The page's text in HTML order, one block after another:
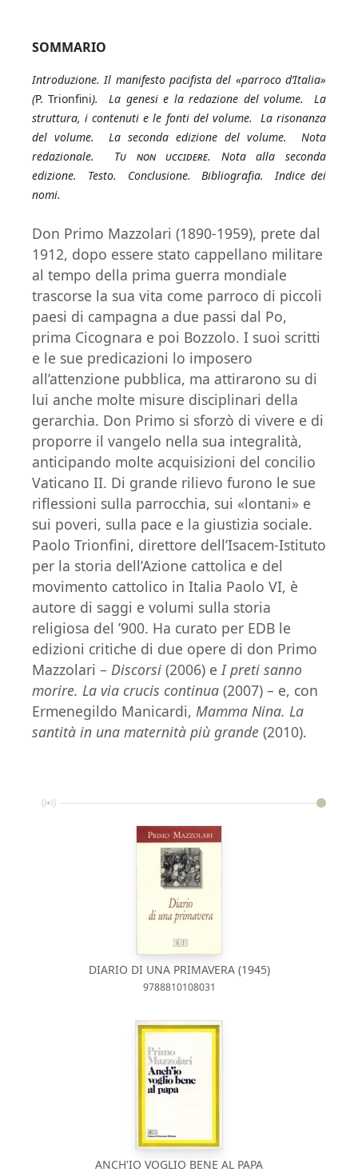
SOMMARIO
Introduzione. Il manifesto pacifista del «parroco d’Italia»
(P. Trionfini). La genesi e la redazione del volume. La
struttura, i contenuti e le fonti del volume. La risonanza
del volume. La seconda edizione del volume. Nota
redazionale. Tu non uccidere. Nota alla seconda
edizione. Testo. Conclusione. Bibliografia. Indice dei
nomi.
Don Primo Mazzolari (1890-1959), prete dal
1912, dopo essere stato cappellano militare
al tempo della prima guerra mondiale
trascorse la sua vita come parroco di piccoli
paesi di campagna a due passi dal Po,
prima Cicognara e poi Bozzolo. I suoi scritti
e le sue predicazioni lo imposero
all’attenzione pubblica, ma attirarono su di
lui anche molte misure disciplinari della
gerarchia. Don Primo si sforzò di vivere e di
proporre il vangelo nella sua integralità,
anticipando molte acquisizioni del concilio
Vaticano II. Di grande rilievo furono le sue
riflessioni sulla parrocchia, sui «lontani» e
sui poveri, sulla pace e la giustizia sociale.
Paolo Trionfini, direttore dell’Isacem-Istituto
per la storia dell’Azione cattolica e del
movimento cattolico in Italia Paolo VI, è
autore di saggi e volumi sulla storia
religiosa del ’900. Ha curato per EDB le
edizioni critiche di due opere di don Primo
Mazzolari – Discorsi (2006) eI preti sanno
morire. La via crucis continua (2007) – e, con
Ermenegildo Manicardi, Mamma Nina. La
santità in una maternità più grande (2010).
DIARIO DI UNA PRIMAVERA (1945)
9788810108031
ANCH'IO VOGLIO BENE AL PAPA